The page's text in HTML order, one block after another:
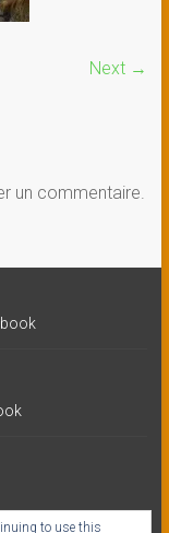
Next →
un commentaire.
to use this